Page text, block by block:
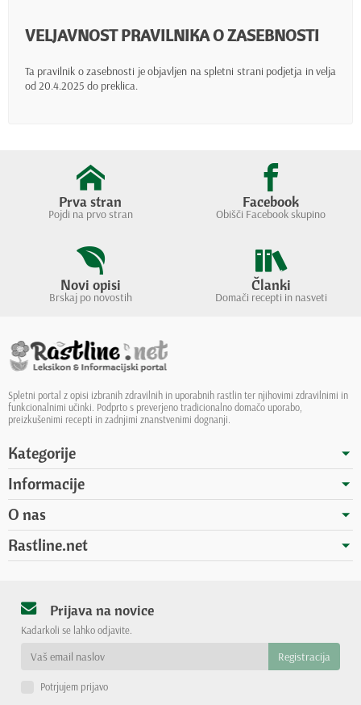
VELJAVNOST PRAVILNIKA O ZASEBNOSTI
Ta pravilnik o zasebnosti je objavljen na spletni strani podjetja in velja
od 20.4.2025 do preklica.
Prva stran
Pojdi na prvo stran
Facebook
Obišči Facebook skupino
Novi opisi
Brskaj po novostih
Članki
Domači recepti in nasveti
Spletni portal z opisi izbranih zdravilnih in uporabnih rastlin ter njihovimi zdravilnimi in
funkcionalnimi učinki. Podprto s preverjeno tradicionalno domačo uporabo,
preizkušenimi recepti in zadnjimi znanstvenimi dognanji.
Kategorije
Informacije
O nas
Rastline.net
Prijava na novice
Kadarkoli se lahko odjavite.
Potrjujem prijavo